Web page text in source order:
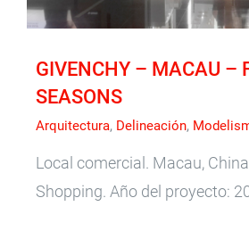
GIVENCHY – MACAU –
SEASONS
Arquitectura, Delineación,
Local comercial. Macau,
Shopping. Año del proyecto: